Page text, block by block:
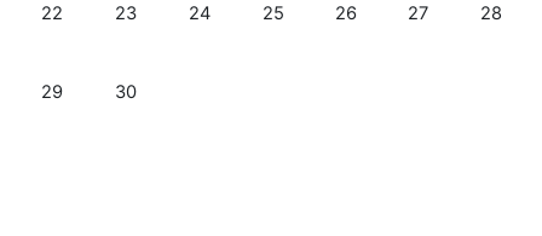
Ei tapahtumia, maanantaina 22. syyskuuta
22 Ei tapahtumia, tiistaina 23. syyskuuta
23 Ei tapahtumia, keskiviikkona 24. syyskuuta
24 Ei tapahtumia, torstaina 25.
25 Ei tapahtumia,
26 Ei tapahtumia,
27 Ei
28
Ei tapahtumia, maanantaina 29. syyskuuta
29 Ei tapahtumia, tiistaina 30. syyskuuta
30